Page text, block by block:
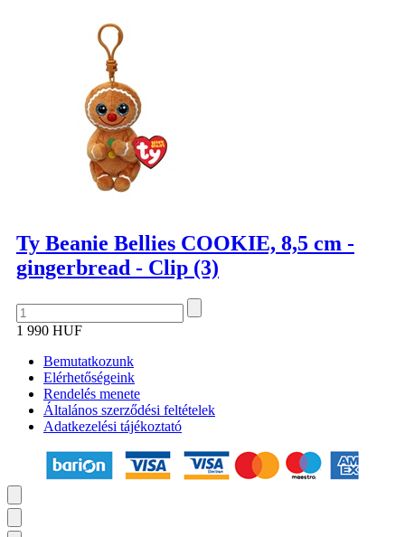
Ty Beanie Bellies COOKIE, 8,5 cm -
gingerbread - Clip (3)
1 990 HUF
Bemutatkozunk
Elérhetőségeink
Rendelés menete
Általános szerződési feltételek
Adatkezelési tájékoztató